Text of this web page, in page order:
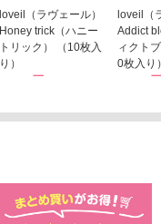
loveil（ラヴェール）
Honey trick（ハニー
トリック） （10枚入
り）
1,760円
loveil（
Addict
ィクト
0枚入り
1,760